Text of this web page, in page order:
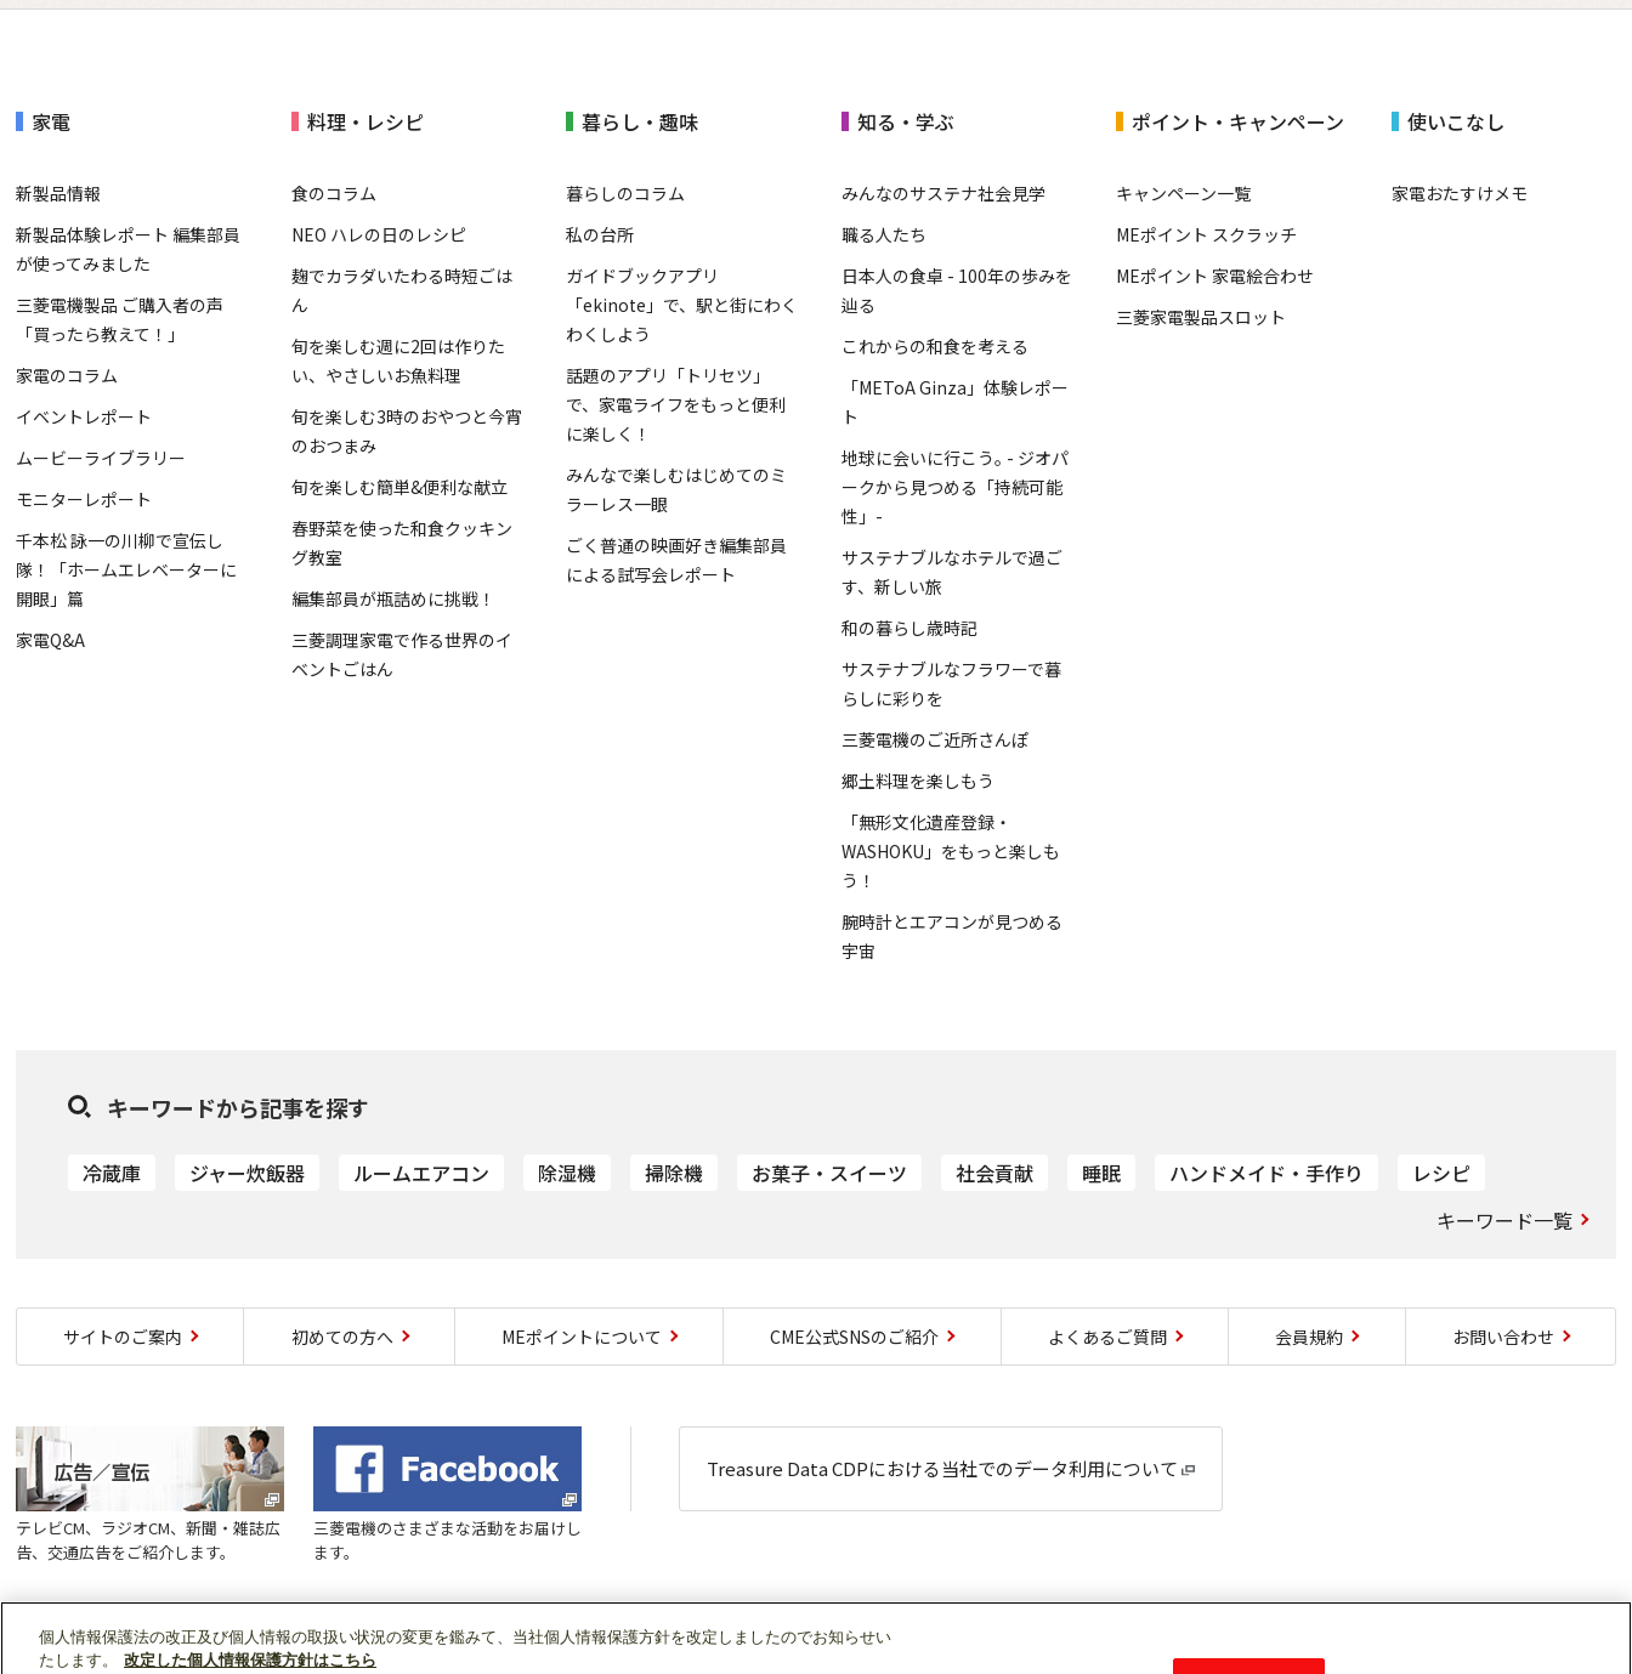
家電
新製品情報
新製品体験レポート 編集部員
が使ってみました
三菱電機製品 ご購入者の声
「買ったら教えて！」
家電のコラム
イベントレポート
ムービーライブラリー
モニターレポート
千本松 詠一の川柳で宣伝し
隊！「ホームエレベーターに
開眼」篇
家電Q&A
料理・レシピ
食のコラム
NEO ハレの日のレシピ
麹でカラダいたわる時短ごは
ん
旬を楽しむ週に2回は作りた
い、やさしいお魚料理
旬を楽しむ3時のおやつと今宵
のおつまみ
旬を楽しむ簡単&便利な献立
春野菜を使った和食クッキン
グ教室
編集部員が瓶詰めに挑戦！
三菱調理家電で作る世界のイ
ベントごはん
暮らし・趣味
暮らしのコラム
私の台所
ガイドブックアプリ
「ekinote」で、駅と街にわく
わくしよう
話題のアプリ「トリセツ」
で、家電ライフをもっと便利
に楽しく！
みんなで楽しむはじめてのミ
ラーレス一眼
ごく普通の映画好き編集部員
による試写会レポート
知る・学ぶ
みんなのサステナ社会見学
職る人たち
日本人の食卓 - 100年の歩みを
辿る
これからの和食を考える
「METoA Ginza」体験レポー
ト
地球に会いに行こう｡ - ジオパ
ークから見つめる「持続可能
性」-
サステナブルなホテルで過ご
す、新しい旅
和の暮らし歳時記
サステナブルなフラワーで暮
らしに彩りを
三菱電機のご近所さんぽ
郷土料理を楽しもう
「無形文化遺産登録・
WASHOKU」をもっと楽しも
う！
腕時計とエアコンが見つめる
宇宙
ポイント・キャンペーン
キャンペーン一覧
MEポイント スクラッチ
MEポイント 家電絵合わせ
三菱家電製品スロット
使いこなし
家電おたすけメモ
キーワードから記事を探す
冷蔵庫 ジャー炊飯器 ルームエアコン 除湿機 掃除機 お菓子・スイーツ 社会貢献 睡眠 ハンドメイド・手作り
レシピ
キーワード一覧
サイトのご案内 初めての方へ MEポイントについて CME公式SNSのご紹介 よくあるご質問 会員規約 お問い合わせ
テレビCM、ラジオCM、新聞・雑誌広
告、交通広告をご紹介します。
三菱電機のさまざまな活動をお届けし
ます。
Treasure Data CDPにおける当社でのデータ利用について
ソーシャルメディア公式アカウント一覧
個人情報保護法の改正及び個人情報の取扱い状況の変更を鑑みて、当社個人情報保護方針を改定しましたのでお知らせい
たします。
改定した個人情報保護方針はこちら